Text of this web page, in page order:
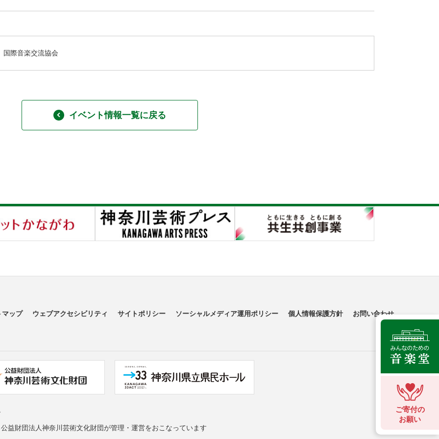
国際音楽交流協会
イベント情報一覧に戻る
ご寄付の
お願い
マップ ウェブアクセシビリティ サイトポリシー ソーシャルメディア運用ポリシー 個人情報保護方針 お問い合わせ
益財団法人神奈川芸術文化財団が管理・運営をおこなっています